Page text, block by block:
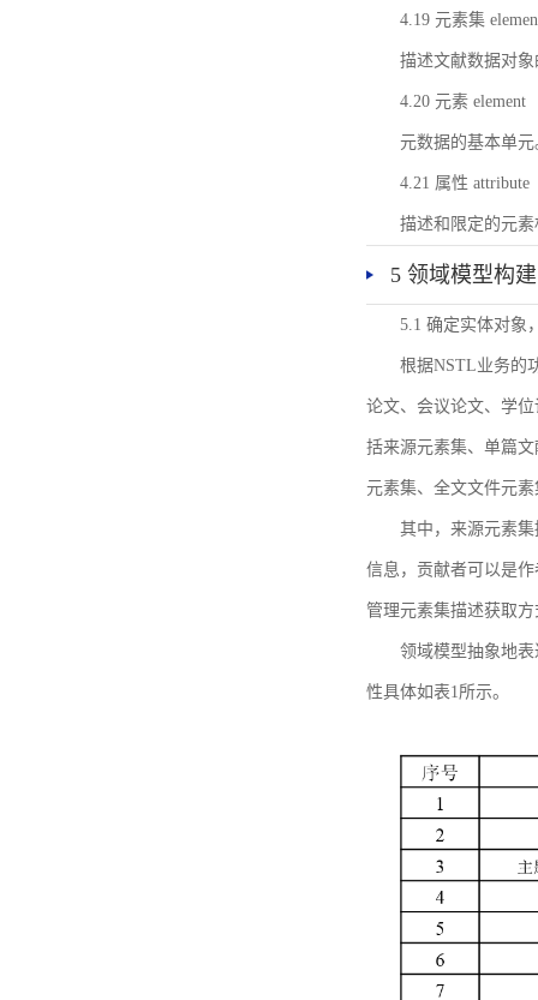
4.19 元素集
描述文献数据对
4.20 元素 element
元数据的基本单元
4.21 属性 attribute
描述和限定的元
5 领域模型构建
5.1 确定实体对象
根据NSTL业务的
论文、会议论文、学
括来源元素集、单篇
元素集、全文文件元
其中，来源元素
信息，贡献者可以是
管理元素集描述获取
领域模型抽象地
性具体如表1所示。